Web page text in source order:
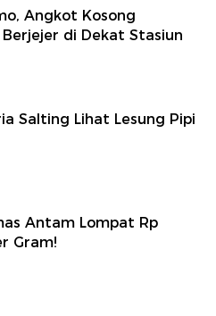
Angkot Kosong
di Dekat Stasiun
Salting Lihat Lesung Pipi
Antam Lompat Rp
Gram!